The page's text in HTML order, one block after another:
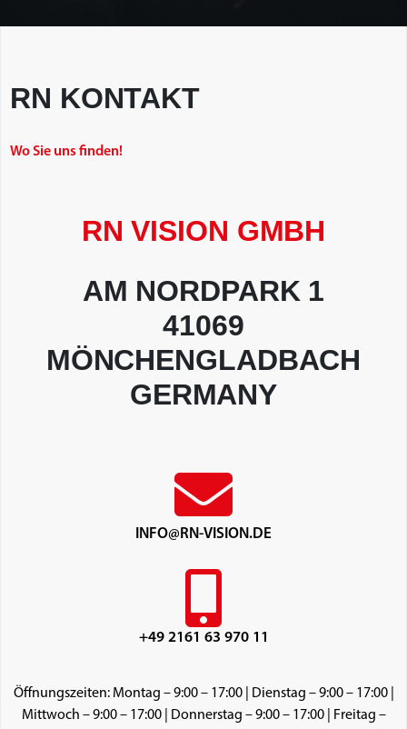
RN KONTAKT
Wo Sie uns finden!
RN VISION GMBH
AM NORDPARK 1
41069
MÖNCHENGLADBACH
GERMANY
INFO@RN-VISION.DE
+49 2161 63 970 11
Öffnungszeiten: Montag – 9:00 – 17:00 | Dienstag – 9:00 – 17:00 |
Mittwoch – 9:00 – 17:00 | Donnerstag – 9:00 – 17:00 | Freitag –